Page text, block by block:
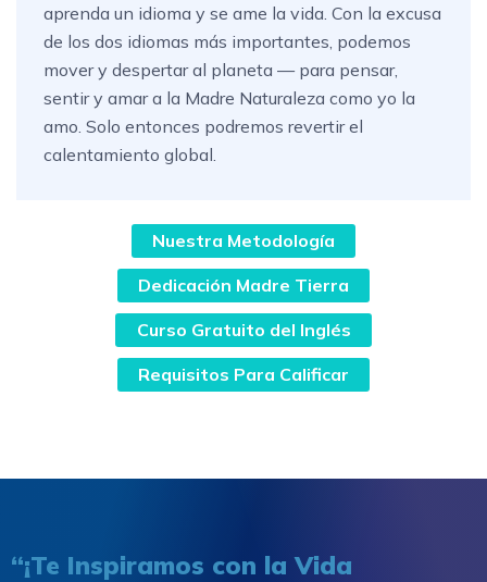
aprenda un idioma y se ame la vida. Con la excusa
de los dos idiomas más importantes, podemos
mover y despertar al planeta — para pensar,
sentir y amar a la Madre Naturaleza como yo la
amo. Solo entonces podremos revertir el
calentamiento global.
Nuestra Metodología
Dedicación Madre Tierra
Curso Gratuito del Inglés
Requisitos Para Calificar
“¡Te Inspiramos con la Vida